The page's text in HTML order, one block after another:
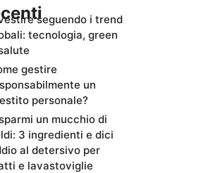
seguendo i trend
tecnologia, green
gestire
un
personale?
un mucchio di
3 ingredienti e dici
al detersivo per
e lavastoviglie